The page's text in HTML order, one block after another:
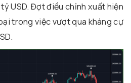
USD. Đợt điều chỉnh xuất hiện
trong việc vượt qua kháng cự